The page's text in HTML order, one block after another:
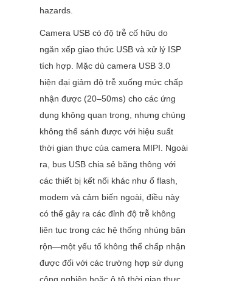
hazards.
Camera USB có độ trễ cố hữu do
ngăn xếp giao thức USB và xử lý ISP
tích hợp. Mặc dù camera USB 3.0
hiện đại giảm độ trễ xuống mức chấp
nhận được (20–50ms) cho các ứng
dụng không quan trọng, nhưng chúng
không thể sánh được với hiệu suất
thời gian thực của camera MIPI. Ngoài
ra, bus USB chia sẻ băng thông với
các thiết bị kết nối khác như ổ flash,
modem và cảm biến ngoài, điều này
có thể gây ra các đỉnh độ trễ không
liên tục trong các hệ thống nhúng bận
rộn—một yếu tố không thể chấp nhận
được đối với các trường hợp sử dụng